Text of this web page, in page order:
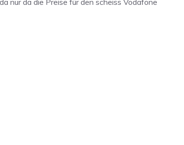
nur da die Preise für den scheiss Vodafone